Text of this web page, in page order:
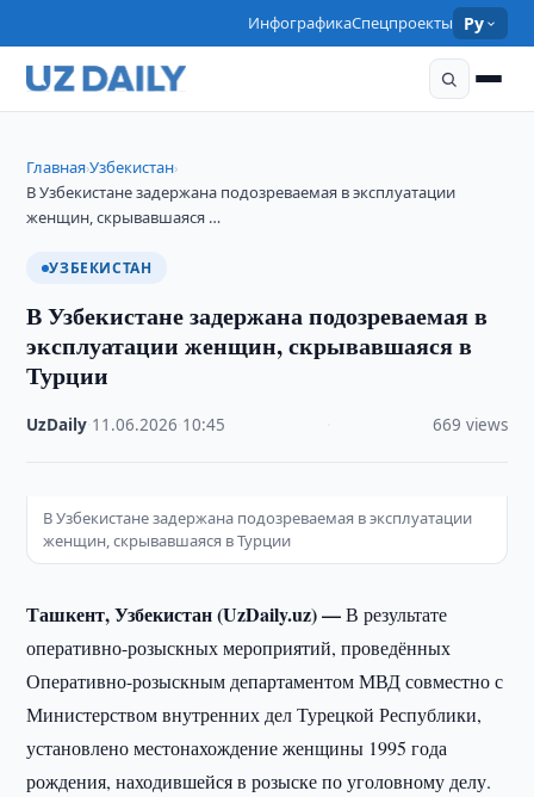
ИнфографикаСпецпроекты Ру
Главная›Узбекистан›
В Узбекистане задержана подозреваемая в эксплуатации
женщин, скрывавшаяся …
УЗБЕКИСТАН
В Узбекистане задержана подозреваемая в
эксплуатации женщин, скрывавшаяся в
Турции
UzDaily 11.06.2026 10:45 669 views
В Узбекистане задержана подозреваемая в эксплуатации
женщин, скрывавшаяся в Турции
Ташкент, Узбекистан (UzDaily.uz) —В результате
оперативно-розыскных мероприятий, проведённых
Оперативно-розыскным департаментом МВД совместно с
Министерством внутренних дел Турецкой Республики,
установлено местонахождение женщины 1995 года
рождения, находившейся в розыске по уголовному делу.